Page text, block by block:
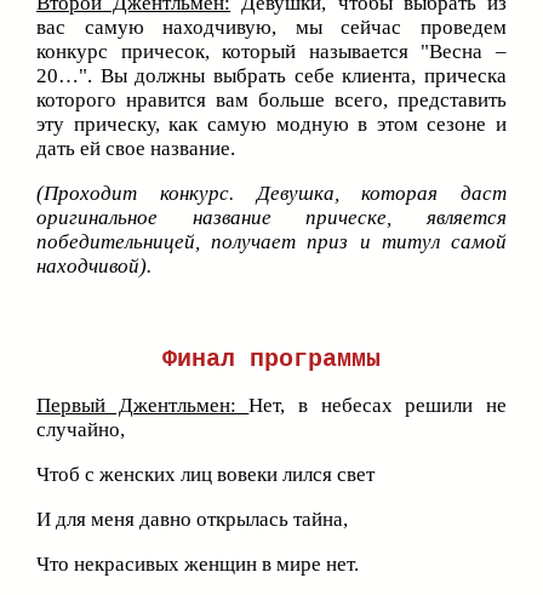
вас самую находчивую, мы сейчас проведем
конкурс причесок, который называется "Весна –
20…". Вы должны выбрать себе клиента, прическа
которого нравится вам больше всего, представить
эту прическу, как самую модную в этом сезоне и
дать ей свое название.
(Проходит конкурс. Девушка, которая даст
оригинальное название прическе, является
победительницей, получает приз и титул самой
находчивой).
Финал программы
Первый Джентльмен:Нет, в небесах решили не
случайно,
Чтоб с женских лиц вовеки лился свет
И для меня давно открылась тайна,
Что некрасивых женщин в мире нет.